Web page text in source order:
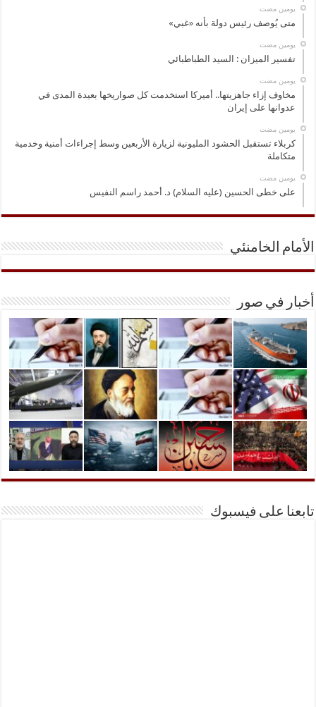
‏يومين مضت
متى يُوصف رئيس دولة بأنه «غبي»
‏يومين مضت
تفسير الميزان : السيد الطباطبائي
‏يومين مضت
مخاوف إزاء جاهزيتها.. أميركا استخدمت كل صواريخها بعيدة المدى في
عدوانها على إيران
‏يومين مضت
كربلاء تستقبل الحشود المليونية لزيارة الأربعين وسط إجراءات أمنية وخدمية
متكاملة
‏يومين مضت
على خطى الحسين (عليه السلام) د. أحمد راسم النفيس
الأمام الخامنئي
أخبار في صور
تابعنا على فيسبوك